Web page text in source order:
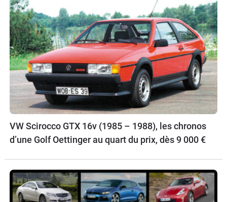
VW Scirocco GTX 16v (1985 – 1988), les chronos
d’une Golf Oettinger au quart du prix, dès 9 000 €